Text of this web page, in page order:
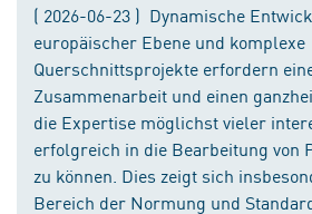
( 2026-06-23 ) Dynamische
europäischer Ebene und komplexe
Querschnittsprojekte erfordern
Zusammenarbeit und einen
die Expertise möglichst vieler
erfolgreich in die Bearbeitung von
zu können. Dies zeigt sich
Bereich der Normung und